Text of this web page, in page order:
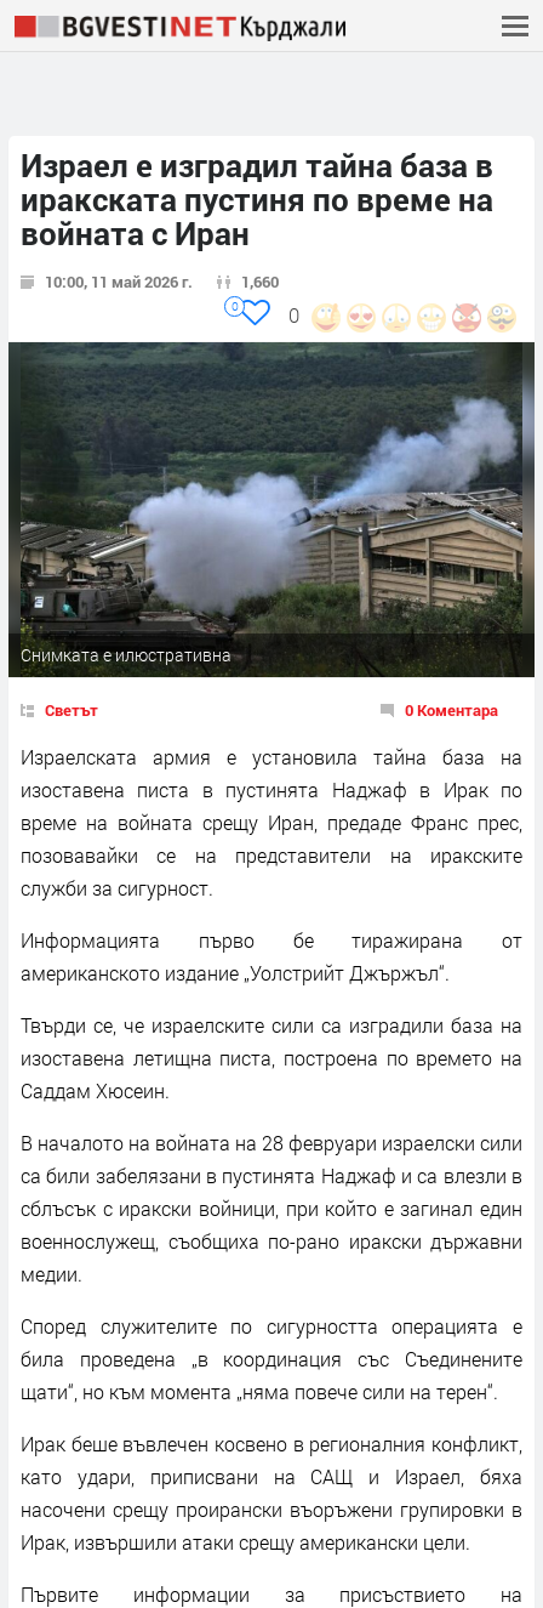
Израел е изградил тайна база в
иракската пустиня по време на
войната с Иран
10:00, 11 май 2026 г. 1,660
0
0
Снимката е илюстративна
Светът 0 Коментара
Израелската армия е установила тайна база на
изоставена писта в пустинята Наджаф в Ирак по
време на войната срещу Иран, предаде Франс прес,
позовавайки се на представители на иракските
служби за сигурност.
Информацията първо бе тиражирана от
американското издание „Уолстрийт Джържъл“.
Твърди се, че израелските сили са изградили база на
изоставена летищна писта, построена по времето на
Саддам Хюсеин.
В началото на войната на 28 февруари израелски сили
са били забелязани в пустинята Наджаф и са влезли в
сблъсък с иракски войници, при който е загинал един
военнослужещ, съобщиха по-рано иракски държавни
медии.
Според служителите по сигурността операцията е
била проведена „в координация със Съединените
щати“, но към момента „няма повече сили на терен“.
Ирак беше въвлечен косвено в регионалния конфликт,
като удари, приписвани на САЩ и Израел, бяха
насочени срещу проирански въоръжени групировки в
Ирак, извършили атаки срещу американски цели.
Първите информации за присъствието на